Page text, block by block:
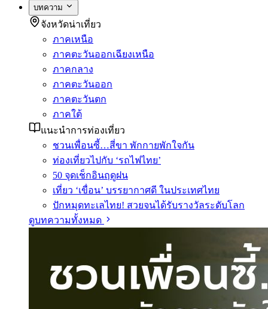
บทความ
จังหวัดน่าเที่ยว
ภาคเหนือ
ภาคตะวันออกเฉียงเหนือ
ภาคกลาง
ภาคตะวันออก
ภาคตะวันตก
ภาคใต้
แนะนำการท่องเที่ยว
ชวนเพื่อนซี้…สี่ขา พักกายพักใจกัน
ท่องเที่ยวไปกับ ‘รถไฟไทย’
50 จุดเช็กอินฤดูฝน
เที่ยว ‘เขื่อน’ บรรยากาศดี ในประเทศไทย
ปักหมุดทะเลไทย! สวยจนได้รับรางวัลระดับโลก
ดูบทความทั้งหมด